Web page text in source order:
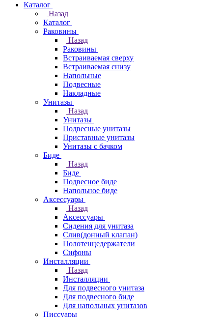
Каталог
Назад
Каталог
Раковины
Назад
Раковины
Встраиваемая сверху
Встраиваемая снизу
Напольные
Подвесные
Накладные
Унитазы
Назад
Унитазы
Подвесные унитазы
Приставные унитазы
Унитазы с бачком
Биде
Назад
Биде
Подвесное биде
Напольное биде
Аксессуары
Назад
Аксессуары
Сидения для унитаза
Слив(донный клапан)
Полотенцедержатели
Сифоны
Инсталляции
Назад
Инсталляции
Для подвесного унитаза
Для подвесного биде
Для напольных унитазов
Писсуары